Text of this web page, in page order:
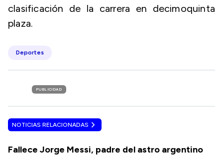
clasificación de la carrera en decimoquinta
plaza.
Deportes
PUBLICIDAD
NOTICIAS RELACIONADAS
Fallece Jorge Messi, padre del astro argentino